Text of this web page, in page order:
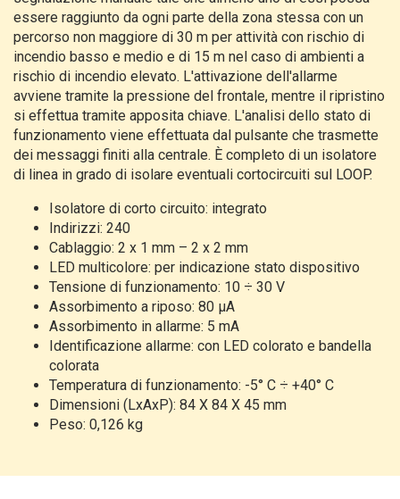
essere raggiunto da ogni parte della zona stessa con un
percorso non maggiore di 30 m per attività con rischio di
incendio basso e medio e di 15 m nel caso di ambienti a
rischio di incendio elevato. L'attivazione dell'allarme
avviene tramite la pressione del frontale, mentre il ripristino
si effettua tramite apposita chiave. L'analisi dello stato di
funzionamento viene effettuata dal pulsante che trasmette
dei messaggi finiti alla centrale. È completo di un isolatore
di linea in grado di isolare eventuali cortocircuiti sul LOOP.
Isolatore di corto circuito: integrato
Indirizzi: 240
Cablaggio: 2 x 1 mm – 2 x 2 mm
LED multicolore: per indicazione stato dispositivo
Tensione di funzionamento: 10 ÷ 30 V
Assorbimento a riposo: 80 µA
Assorbimento in allarme: 5 mA
Identificazione allarme: con LED colorato e bandella
colorata
Temperatura di funzionamento: -5° C ÷ +40° C
Dimensioni (LxAxP): 84 X 84 X 45 mm
Peso: 0,126 kg